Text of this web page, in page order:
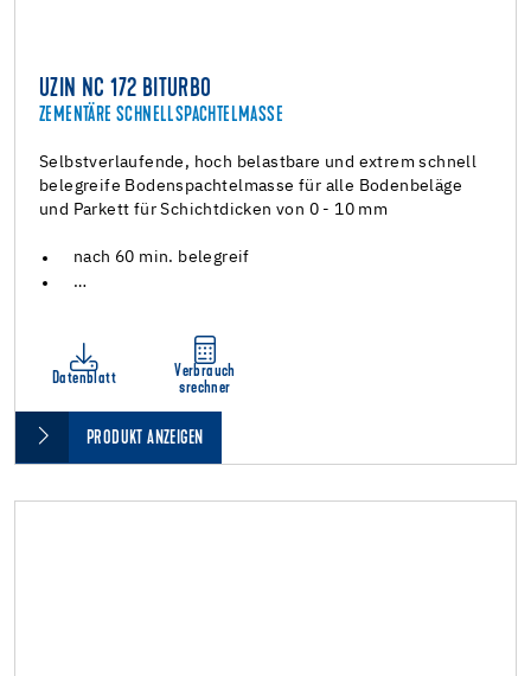
UZIN NC 172 BITURBO
ZEMENTÄRE SCHNELLSPACHTELMASSE
Selbstverlaufende, hoch belastbare und extrem schnell
belegreife Bodenspachtelmasse für alle Bodenbeläge
und Parkett für Schichtdicken von 0 - 10 mm
nach 60 min. belegreif
…
Datenblatt
Verbrauch
srechner
PRODUKT ANZEIGEN